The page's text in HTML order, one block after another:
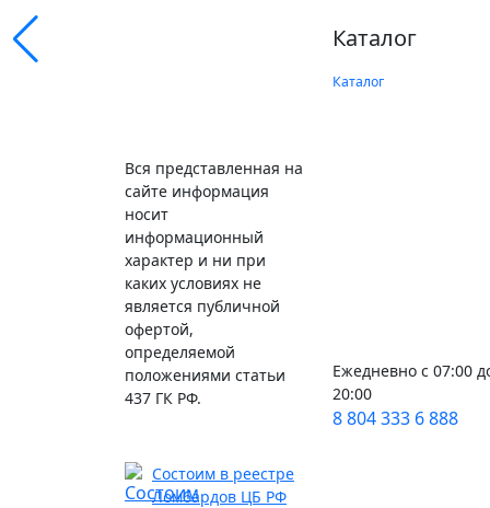
Вся представленная на
сайте информация
носит
информационный
характер и ни при
каких условиях не
является публичной
офертой,
определяемой
положениями статьи
437 ГК РФ.
Состоим в реестре
Ломбардов ЦБ РФ
Каталог
Каталог
Ежедневно с 07:00
20:00
8 804 333 6 888